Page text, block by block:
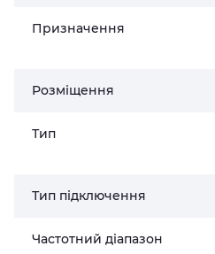
Призначення
Розміщення
Тип
Тип підключення
Частотний діапазон